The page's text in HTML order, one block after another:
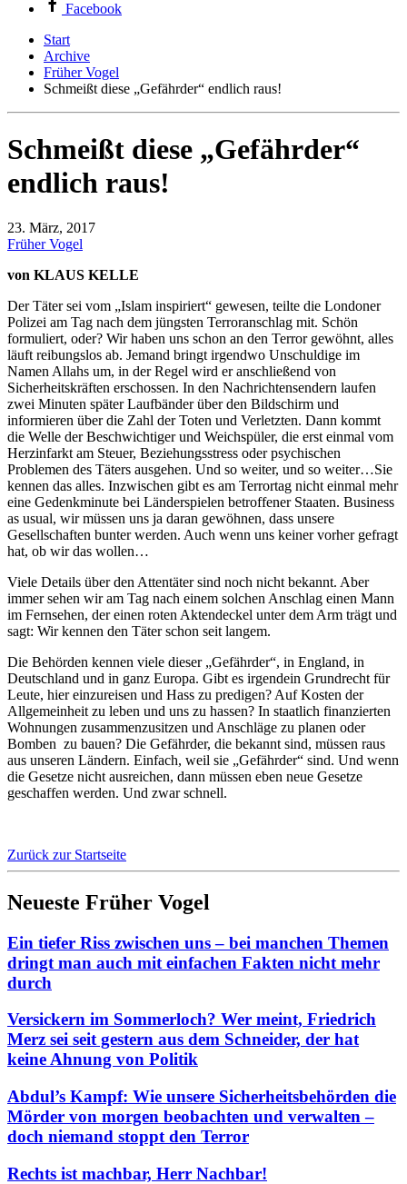
Facebook
Start
Archive
Früher Vogel
Schmeißt diese „Gefährder“ endlich raus!
Schmeißt diese „Gefährder“
endlich raus!
23. März, 2017
Früher Vogel
von KLAUS KELLE
Der Täter sei vom „Islam inspiriert“ gewesen, teilte die Londoner
Polizei am Tag nach dem jüngsten Terroranschlag mit. Schön
formuliert, oder? Wir haben uns schon an den Terror gewöhnt, alles
läuft reibungslos ab. Jemand bringt irgendwo Unschuldige im
Namen Allahs um, in der Regel wird er anschließend von
Sicherheitskräften erschossen. In den Nachrichtensendern laufen
zwei Minuten später Laufbänder über den Bildschirm und
informieren über die Zahl der Toten und Verletzten. Dann kommt
die Welle der Beschwichtiger und Weichspüler, die erst einmal vom
Herzinfarkt am Steuer, Beziehungsstress oder psychischen
Problemen des Täters ausgehen. Und so weiter, und so weiter…Sie
kennen das alles. Inzwischen gibt es am Terrortag nicht einmal mehr
eine Gedenkminute bei Länderspielen betroffener Staaten. Business
as usual, wir müssen uns ja daran gewöhnen, dass unsere
Gesellschaften bunter werden. Auch wenn uns keiner vorher gefragt
hat, ob wir das wollen…
Viele Details über den Attentäter sind noch nicht bekannt. Aber
immer sehen wir am Tag nach einem solchen Anschlag einen Mann
im Fernsehen, der einen roten Aktendeckel unter dem Arm trägt und
sagt: Wir kennen den Täter schon seit langem.
Die Behörden kennen viele dieser „Gefährder“, in England, in
Deutschland und in ganz Europa. Gibt es irgendein Grundrecht für
Leute, hier einzureisen und Hass zu predigen? Auf Kosten der
Allgemeinheit zu leben und uns zu hassen? In staatlich finanzierten
Wohnungen zusammenzusitzen und Anschläge zu planen oder
Bomben zu bauen? Die Gefährder, die bekannt sind, müssen raus
aus unseren Ländern. Einfach, weil sie „Gefährder“ sind. Und wenn
die Gesetze nicht ausreichen, dann müssen eben neue Gesetze
geschaffen werden. Und zwar schnell.
Zurück zur Startseite
Neueste Früher Vogel
Ein tiefer Riss zwischen uns – bei manchen Themen
dringt man auch mit einfachen Fakten nicht mehr
durch
Versickern im Sommerloch? Wer meint, Friedrich
Merz sei seit gestern aus dem Schneider, der hat
keine Ahnung von Politik
Abdul’s Kampf: Wie unsere Sicherheitsbehörden die
Mörder von morgen beobachten und verwalten –
doch niemand stoppt den Terror
Rechts ist machbar, Herr Nachbar!